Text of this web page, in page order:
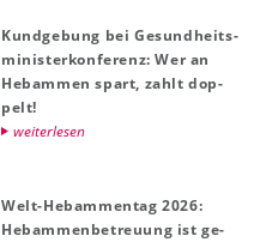
Kund­ge­bung bei Ge­sund­heits­
mi­nis­ter­kon­fe­renz: Wer an
Heb­am­men spart, zahlt dop­
pelt!
wei­ter­le­sen
Welt-Heb­am­men­tag 2026:
Heb­am­men­be­treu­ung ist ge­